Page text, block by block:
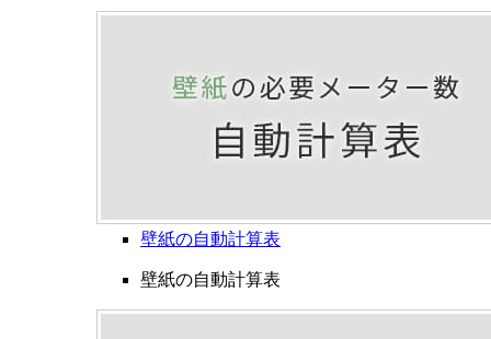
壁紙の自動計算表
壁紙の自動計算表